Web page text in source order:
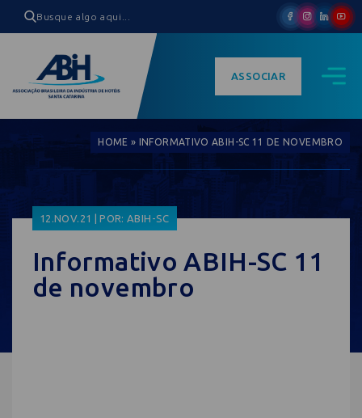
ASSOCIAR
HOME » INFORMATIVO ABIH-SC 11 DE NOVEMBRO
12.NOV.21 | POR: ABIH-SC
Informativo ABIH-SC 11
de novembro